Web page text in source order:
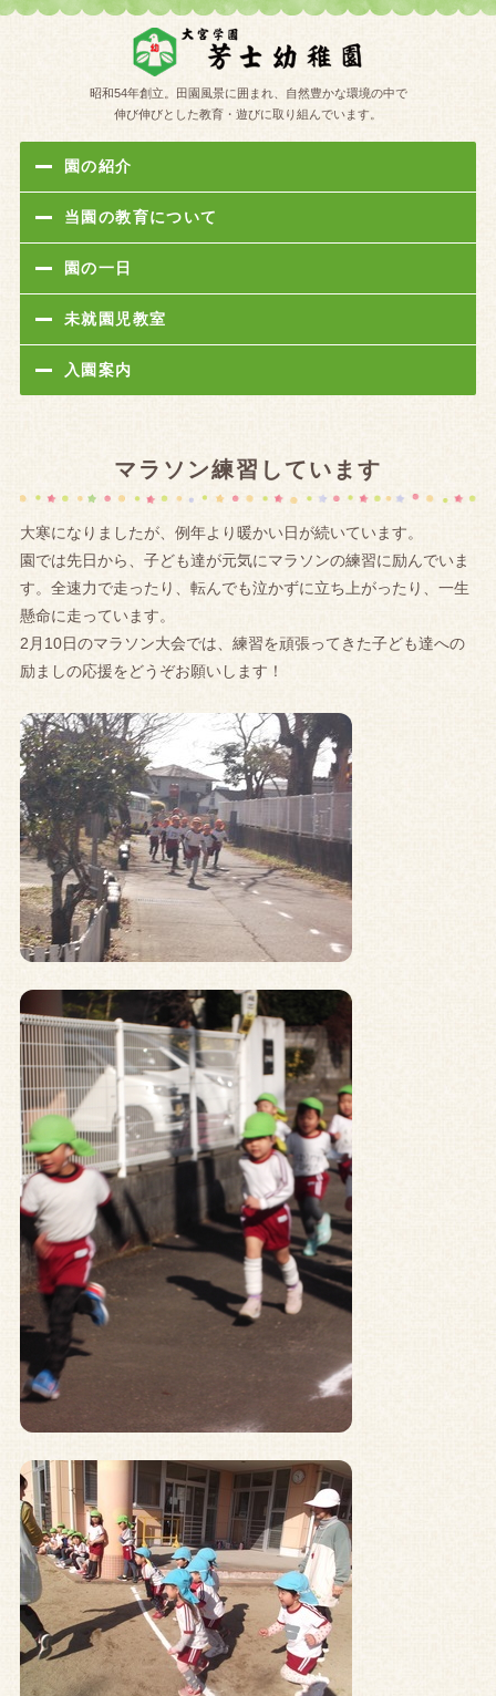
昭和54年創立。田園風景に囲まれ、自然豊かな環境の中で
伸び伸びとした教育・遊びに取り組んでいます。
園の紹介
当園の教育について
園の一日
未就園児教室
入園案内
マラソン練習しています
大寒になりましたが、例年より暖かい日が続いています。
園では先日から、子ども達が元気にマラソンの練習に励んでいま
す。全速力で走ったり、転んでも泣かずに立ち上がったり、一生
懸命に走っています。
2月10日のマラソン大会では、練習を頑張ってきた子ども達への
励ましの応援をどうぞお願いします！